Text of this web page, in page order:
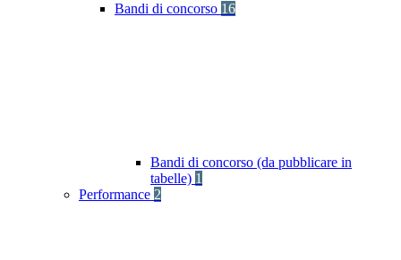
Bandi di concorso 16
Bandi di concorso (da pubblicare in
tabelle) 1
Performance 2